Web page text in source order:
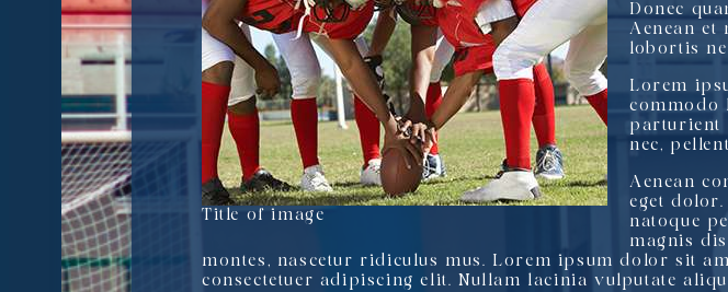
Title of image
Donec
Aenean et
lobortis
Lorem
commodo
parturient
nec,
Aenean
eget dolor.
natoque
magnis
montes, nascetur ridiculus mus. Lorem ipsum dolor sit
consectetuer adipiscing elit. Nullam lacinia vulputate